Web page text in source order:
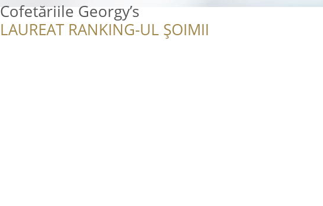
Cofetăriile Georgy’s
LAUREAT RANKING-UL ȘOIMII